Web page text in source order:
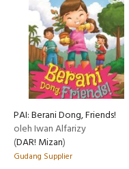
PAI: Berani Dong, Friends!
oleh Iwan Alfarizy
(DAR! Mizan)
Gudang Supplier